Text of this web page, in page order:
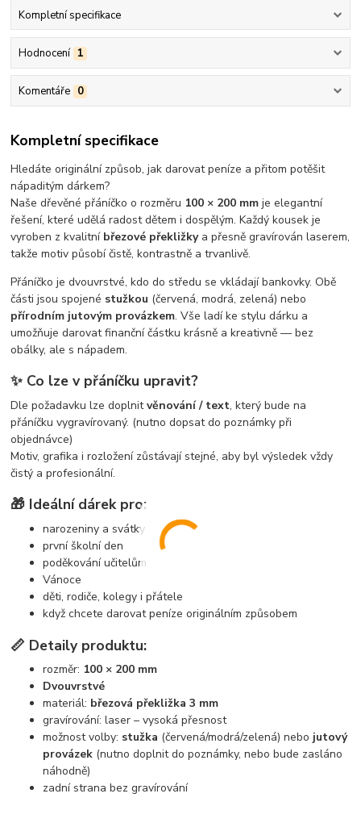
Kompletní specifikace
Hodnocení 1
Komentáře 0
Kompletní specifikace
Hledáte originální způsob, jak darovat peníze a přitom potěšit
nápaditým dárkem?
Naše dřevěné přáníčko o rozměru 100 × 200 mm je elegantní
řešení, které udělá radost dětem i dospělým. Každý kousek je
vyroben z kvalitní březové překližkya přesně gravírován laserem,
takže motiv působí čistě, kontrastně a trvanlivě.
Přáníčko je dvouvrstvé, kdo do středu se vkládají bankovky. Obě
části jsou spojené stužkou (červená, modrá, zelená) nebo
přírodním jutovým provázkem. Vše ladí ke stylu dárku a
umožňuje darovat finanční částku krásně a kreativně — bez
obálky, ale s nápadem.
✨ Co lze v přáníčku upravit?
Dle požadavku lze doplnitvěnování / text, který bude na
přáníčku vygravírovaný. (nutno dopsat do poznámky při
objednávce)
Motiv, grafika i rozložení zůstávají stejné, aby byl výsledek vždy
čistý a profesionální.
🎁 Ideální dárek pro:
narozeniny a svátky
první školní den
poděkování učitelům
Vánoce
děti, rodiče, kolegy i přátele
když chcete darovat peníze originálním způsobem
📏 Detaily produktu:
rozměr: 100 × 200 mm
Dvouvrstvé
materiál: březová překližka 3 mm
gravírování: laser – vysoká přesnost
možnost volby: stužka (červená/modrá/zelená) nebo jutový
provázek (nutno doplnit do poznámky, nebo bude zasláno
náhodně)
zadní strana bez gravírování